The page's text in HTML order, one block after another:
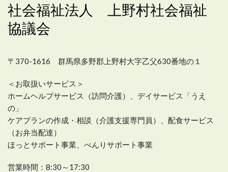
社会福祉法人 上野村社会福祉
協議会
〒370-1616 群馬県多野郡上野村大字乙父630番地の１
＜お取扱いサービス＞
ホームヘルプサービス（訪問介護）、デイサービス「うえ
の」
ケアプランの作成・相談（介護支援専門員）、配食サービス
（お弁当配達）
ほっとサポート事業、べんりサポート事業
営業時間： 8:30～17:30